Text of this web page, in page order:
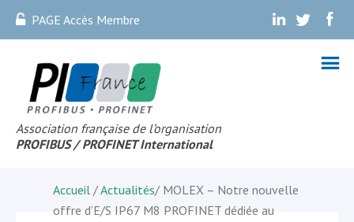
PAGE Accès Membre . . .
Association française de l’organisation
PROFIBUS / PROFINET International
Accueil /Actualités/ MOLEX – Notre nouvelle
offre d’E/S IP67 M8 PROFINET dédiée au